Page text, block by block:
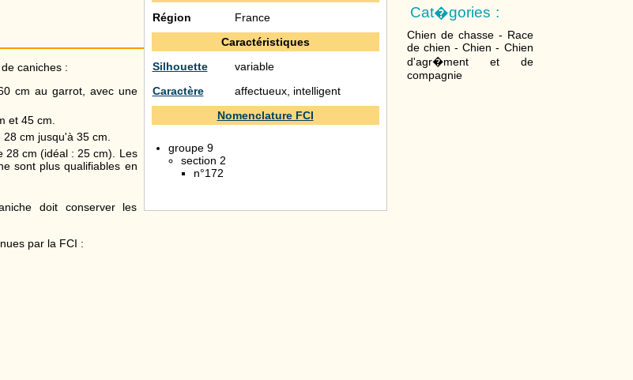
Cat�gories :
Chien de chasse - Race
de chien - Chien - Chien
d'agr�ment et de
compagnie
Région
France
Caractéristiques
Silhouette
variable
Caractère
affectueux, intelligent
Nomenclature FCI
groupe 9
section 2
n°172
caniches :
cm au garrot, avec une
et 45 cm.
cm jusqu'à 35 cm.
28 cm (idéal : 25 cm). Les
sont plus qualifiables en
doit conserver les
par la FCI :